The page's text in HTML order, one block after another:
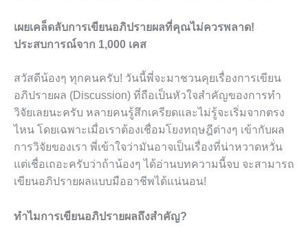
เผยเคล็ดลับการเขียนอภิปรายผลที่คุณไม่ควรพลาด!
ประสบการณ์จาก 1,000 เคส
สวัสดีน้องๆ ทุกคนครับ! วันนี้พี่จะมาชวนคุยเรื่องการเขียน
อภิปรายผล (Discussion) ที่ถือเป็นหัวใจสำคัญของการทำ
วิจัยเลยนะครับ หลายคนรู้สึกเครียดและไม่รู้จะเริ่มจากตรง
ไหน โดยเฉพาะเมื่อเราต้องเชื่อมโยงทฤษฎีต่างๆ เข้ากับผล
การวิจัยของเรา พี่เข้าใจว่ามันอาจเป็นเรื่องที่น่าหวาดหวั่น
แต่เชื่อเถอะครับว่าถ้าน้องๆ ได้อ่านบทความนี้จบ จะสามารถ
เขียนอภิปรายผลแบบมืออาชีพได้แน่นอน!
ทำไมการเขียนอภิปรายผลถึงสำคัญ?